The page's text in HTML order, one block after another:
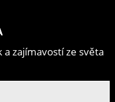
zajímavostí ze světa